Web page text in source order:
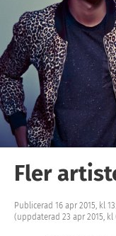
Fler
Publicerad 16 apr 2015, kl
(uppdaterad 23 apr 2015, kl